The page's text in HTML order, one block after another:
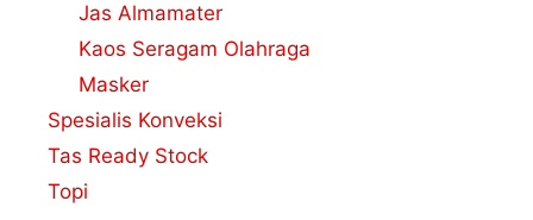
Jas Almamater
Kaos Seragam Olahraga
Masker
Spesialis Konveksi
Tas Ready Stock
Topi